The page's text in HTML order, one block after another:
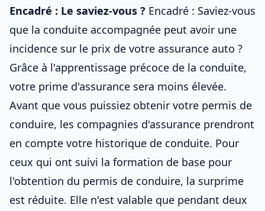
Encadré : Le saviez-vous ? Encadré : Saviez-vous
que la conduite accompagnée peut avoir une
incidence sur le prix de votre assurance auto ?
Grâce à l'apprentissage précoce de la conduite,
votre prime d'assurance sera moins élevée.
Avant que vous puissiez obtenir votre permis de
conduire, les compagnies d'assurance prendront
en compte votre historique de conduite. Pour
ceux qui ont suivi la formation de base pour
l'obtention du permis de conduire, la surprime
est réduite. Elle n'est valable que pendant deux